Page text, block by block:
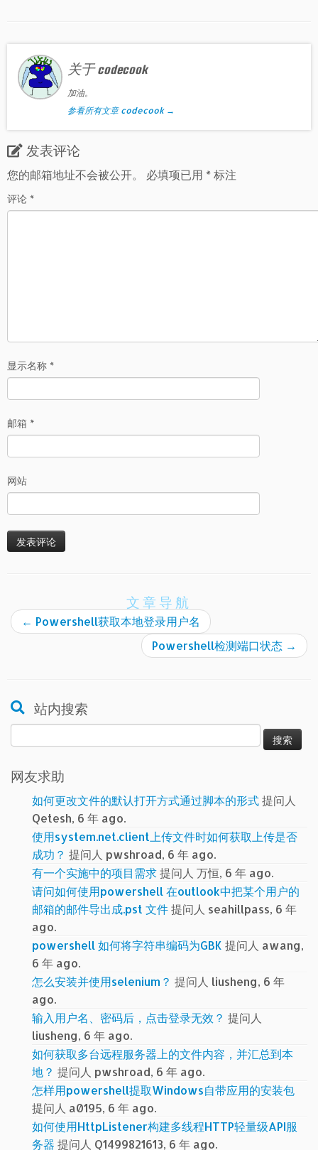
关于 codecook
加油。
参看所有文章 codecook →
发表评论
您的邮箱地址不会被公开。
必填项已用 *标注
评论 *
显示名称 *
邮箱 *
网站
文章导航
← Powershell获取本地登录用户名
Powershell检测端口状态 →
站内搜索
索：
网友求助
如何更改文件的默认打开方式通过脚本的形式提问人
Qetesh, 6 年 ago.
使用system.net.client上传文件时如何获取上传是否
成功？ 提问人 pwshroad, 6 年 ago.
有一个实施中的项目需求提问人 万恒, 6 年 ago.
请问如何使用powershell 在outlook中把某个用户的
邮箱的邮件导出成.pst 文件提问人 seahillpass, 6 年
ago.
powershell 如何将字符串编码为GBK 提问人 awang,
6 年 ago.
怎么安装并使用selenium？ 提问人 liusheng, 6 年
ago.
输入用户名、密码后，点击登录无效？ 提问人
liusheng, 6 年 ago.
如何获取多台远程服务器上的文件内容，并汇总到本
地？ 提问人 pwshroad, 6 年 ago.
怎样用powershell提取Windows自带应用的安装包
提问人 a0195, 6 年 ago.
如何使用HttpListener构建多线程HTTP轻量级API服
务器 提问人 Q1499821613, 6 年 ago.